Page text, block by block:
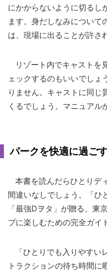
にかからないように切るし
ます。身だしなみについて
は、現場に出ることが許さ
リゾート内でキャストを
ェックするのもいいでしょ
りません。キャストに同じ
くるでしょう。マニュアル
パークを快適に過ご
本書を読んだらひとりデ
間違いなしでしょう。「ひ
「最強Dヲタ」が贈る、東
プに楽しむための完全ガイ
「ひとりでも入りやすい
トラクションの待ち時間